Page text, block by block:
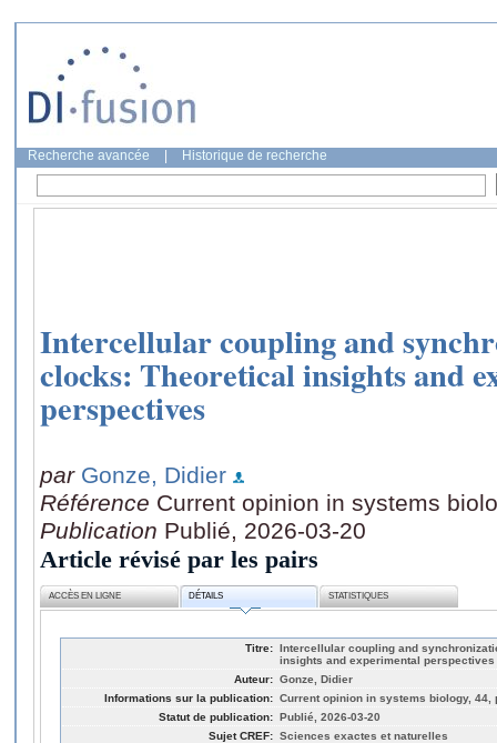
Recherche avancée Historique de recherche
Intercellular coupling and
clocks: Theoretical insights and
perspectives
par Gonze, Didier
Référence Current opinion in systems
Publication Publié, 2026-03-20
Article révisé par les pairs
ACCÈS EN LIGNE DÉTAILS STATISTIQUES
Titre: Intercellular coupling and
insights and experimental perspectives
Auteur: Gonze, Didier
Informations sur la publication: Current opinion in systems biology, 44,
Statut de publication: Publié, 2026-03-20
Sujet CREF: Sciences exactes et naturelles